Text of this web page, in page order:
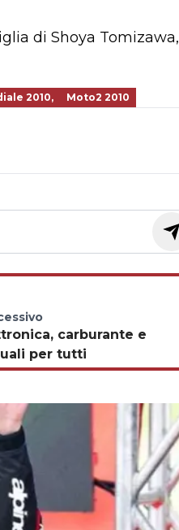
di Shoya Tomizawa,
2010, Moto2 2010
carburante e
per tutti